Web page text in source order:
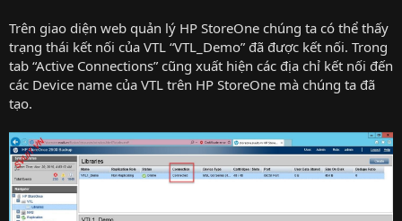
Trên giao diện web quản lý HP StoreOne chúng ta có thể thấy
trạng thái kết nối của VTL “VTL_Demo” đã được kết nối. Trong
tab “Active Connections” cũng xuất hiện các địa chỉ kết nối đến
các Device name của VTL trên HP StoreOne mà chúng ta đã
tạo.